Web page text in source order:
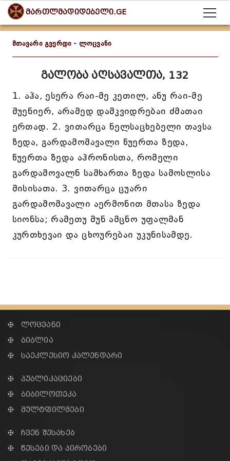
მართლმადიდებელი.GE
მთავარი გვერდი - ლოცვანი
გალობა აღსავალთა, 132
1. აჰა, ესერა რაი-მე კეთილ, ანუ რაი-მე
შუენიერ, არამედ დამკვიდრებაი ძმათაი
ერთად. 2. ვითარცა ნელსაცხებელი თავსა
ზედა, გარდამომავალი წუერთა ზედა,
წუერთა ზედა აჰრონისთა, რომელი
გარდამოვალნ სამხართა ზედა სამოსლისა
მისისათა. 3. ვითარცა ცუარი
გარდამომავალი აერმონით მთასა ზედა
სიონსა; რამეთუ მუნ ამცნო უფალმან
კურთხევაი და ცხოურებაი უკუნისამდე.
✠ ლოცვანი
✠ ბიბლია
✠ საეკლესიო კალენდარი
✠ პუბლიკაციები
✠ ბიბილოთეკა
✠ მულტფილმები
✠ ჩვენ შესახებ
✠ წესები და პირობები